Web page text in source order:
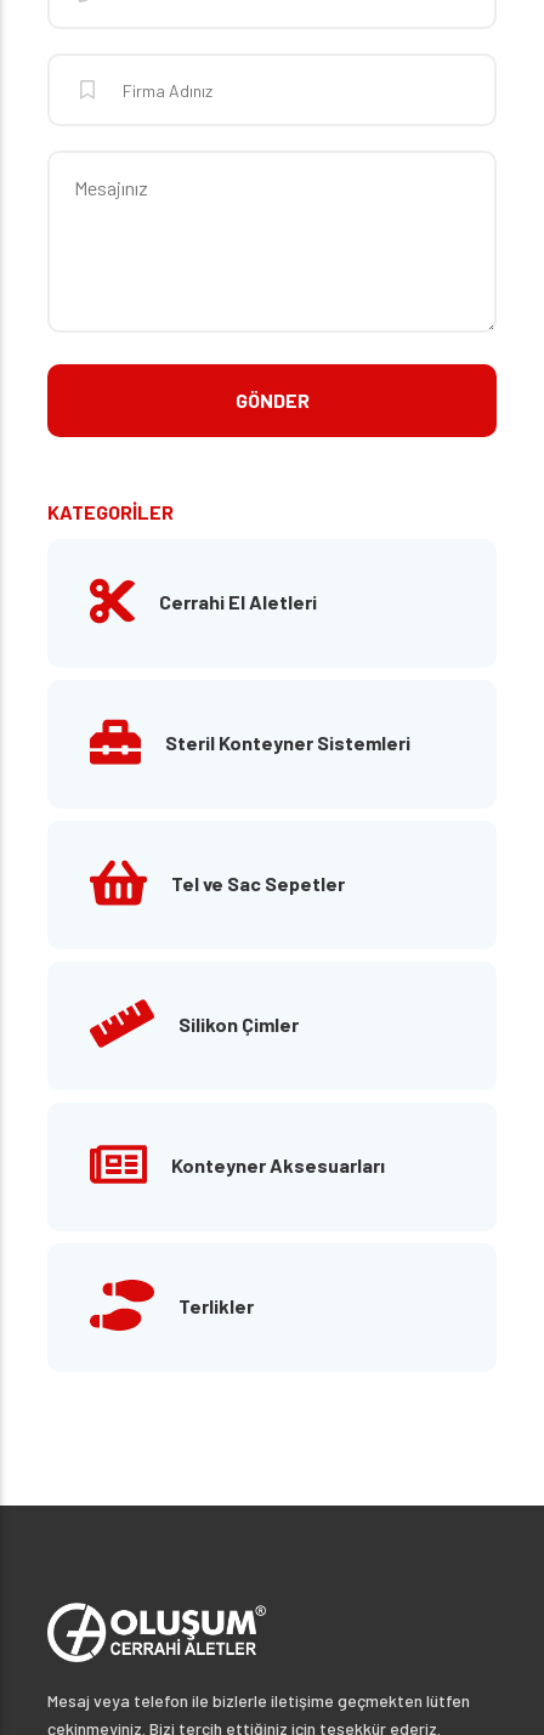
KATEGORİLER
Cerrahi El Aletleri
Steril Konteyner Sistemleri
Tel ve Sac Sepetler
Silikon Çimler
Konteyner Aksesuarları
Terlikler
Mesaj veya telefon ile bizlerle iletişime geçmekten lütfen
çekinmeyiniz. Bizi tercih ettiğiniz için teşekkür ederiz.